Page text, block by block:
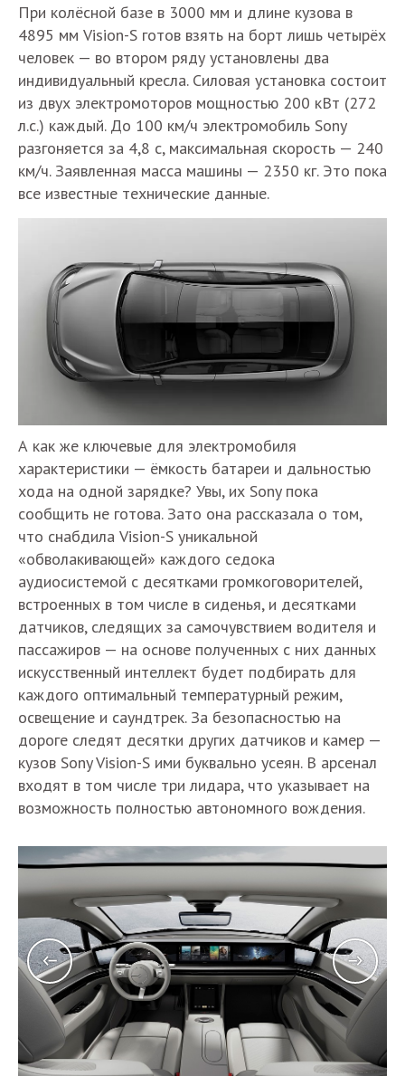
При колёсной базе в 3000 мм и длине кузова в
4895 мм Vision-S готов взять на борт лишь четырёх
человек — во втором ряду установлены два
индивидуальный кресла. Силовая установка состоит
из двух электромоторов мощностью 200 кВт (272
л.с.) каждый. До 100 км/ч электромобиль Sony
разгоняется за 4,8 с, максимальная скорость — 240
км/ч. Заявленная масса машины — 2350 кг. Это пока
все известные технические данные.
А как же ключевые для электромобиля
характеристики — ёмкость батареи и дальностью
хода на одной зарядке? Увы, их Sony пока
сообщить не готова. Зато она рассказала о том,
что снабдила Vision-S уникальной
«обволакивающей» каждого седока
аудиосистемой с десятками громкоговорителей,
встроенных в том числе в сиденья, и десятками
датчиков, следящих за самочувствием водителя и
пассажиров — на основе полученных с них данных
искусственный интеллект будет подбирать для
каждого оптимальный температурный режим,
освещение и саундтрек. За безопасностью на
дороге следят десятки других датчиков и камер —
кузов Sony Vision-S ими буквально усеян. В арсенал
входят в том числе три лидара, что указывает на
возможность полностью автономного вождения.